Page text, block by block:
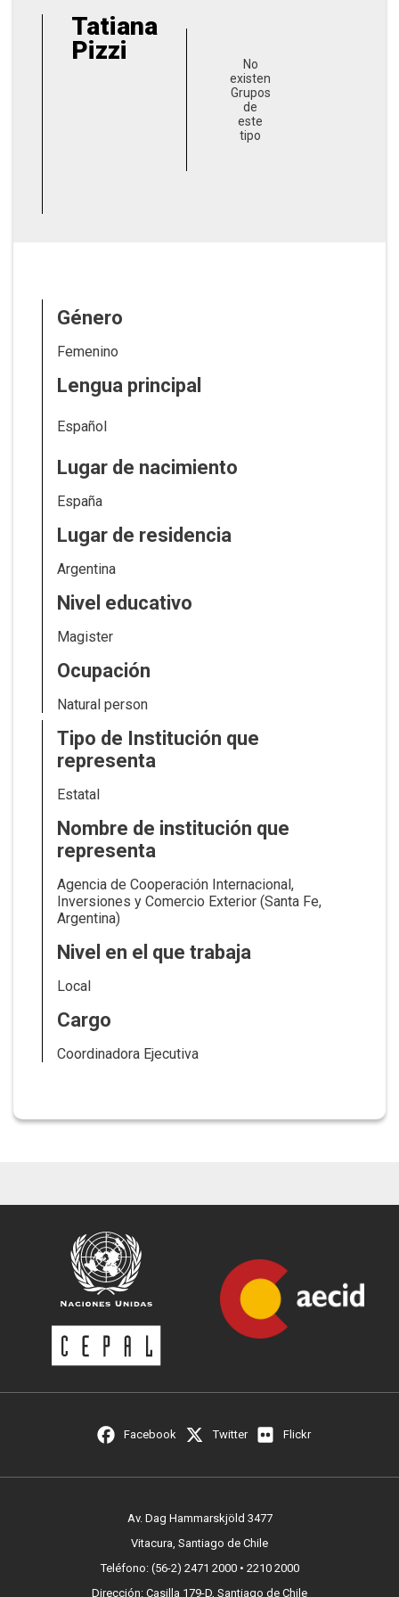
Tatiana
Pizzi
No
existen
Grupos
de
este
tipo
Género
Femenino
Lengua principal
Español
Lugar de nacimiento
España
Lugar de residencia
Argentina
Nivel educativo
Magister
Ocupación
Natural person
Tipo de Institución que
representa
Estatal
Nombre de institución que
representa
Agencia de Cooperación Internacional,
Inversiones y Comercio Exterior (Santa Fe,
Argentina)
Nivel en el que trabaja
Local
Cargo
Coordinadora Ejecutiva
Facebook Twitter Flickr
Av. Dag Hammarskjöld 3477
Vitacura, Santiago de Chile
Teléfono: (56-2) 2471 2000 • 2210 2000
Dirección: Casilla 179-D, Santiago de Chile